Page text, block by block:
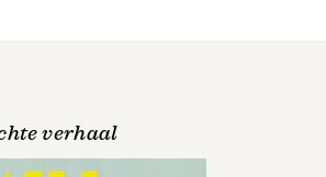
verhaal